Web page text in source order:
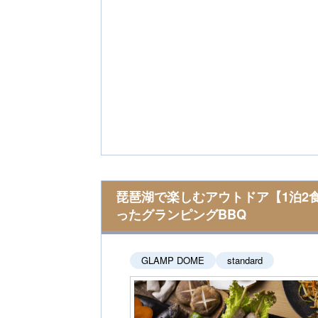
琵琶湖で楽しむアウトドア【1泊
ったグランピングBBQ
GLAMP DOME standard